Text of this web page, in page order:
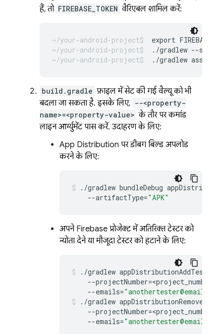
हैं, तो FIREBASE_TOKEN वैरिएबल शामिल करें:
export
./gradlew --stop
./gradlew
build.gradle फ़ाइल में सेट की गई वैल्यू को भी
बदला जा सकता है. इसके लिए, --<property-
name>=<property-value> के तौर पर कमांड
लाइन आर्ग्युमेंट पास करें. उदाहरण के लिए:
App Distribution पर डीबग बिल्ड अपलोड
करने के लिए:
./gradlew bundleDebug
--artifactType="APK"
अपने Firebase प्रोजेक्ट में अतिरिक्त टेस्टर को
न्योता देने या मौजूदा टेस्टर को हटाने के लिए:
./gradlew
--projectNumber=
--emails=
./gradlew
--projectNumber=
--emails=